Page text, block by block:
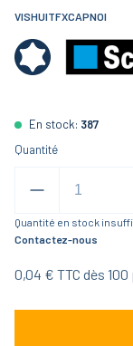
VISHUITFXCAPNOI
En stock: 387
Quantité
Quantité en stock
Contactez-nous
0,04 € TTC dès 100